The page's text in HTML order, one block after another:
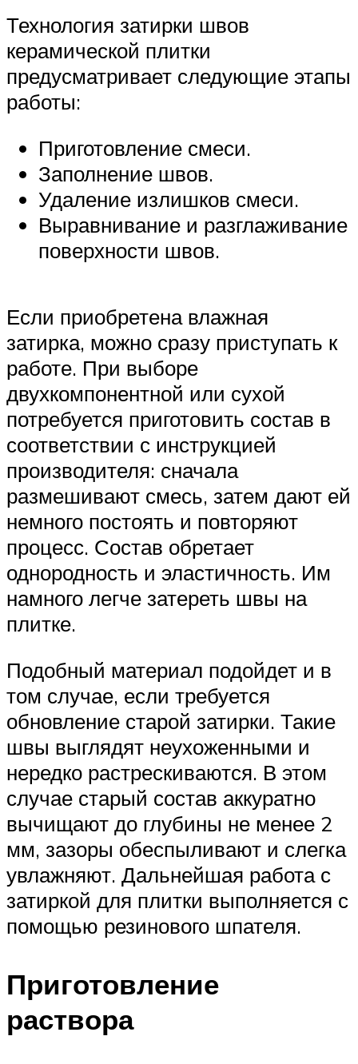
Технология затирки швов
керамической плитки
предусматривает следующие этапы
работы:
Приготовление смеси.
Заполнение швов.
Удаление излишков смеси.
Выравнивание и разглаживание
поверхности швов.
Если приобретена влажная
затирка, можно сразу приступать к
работе. При выборе
двухкомпонентной или сухой
потребуется приготовить состав в
соответствии с инструкцией
производителя: сначала
размешивают смесь, затем дают ей
немного постоять и повторяют
процесс. Состав обретает
однородность и эластичность. Им
намного легче затереть швы на
плитке.
Подобный материал подойдет и в
том случае, если требуется
обновление старой затирки. Такие
швы выглядят неухоженными и
нередко растрескиваются. В этом
случае старый состав аккуратно
вычищают до глубины не менее 2
мм, зазоры обеспыливают и слегка
увлажняют. Дальнейшая работа с
затиркой для плитки выполняется с
помощью резинового шпателя.
Приготовление
раствора